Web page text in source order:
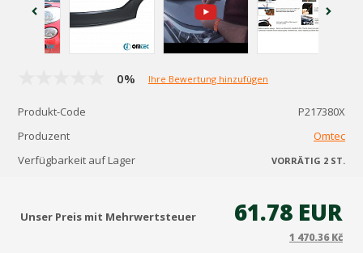
0% Ihre Bewertung hinzufügen
Produkt-Code
P217380X
Produzent
Omtec
Verfügbarkeit auf Lager
VORRÄTIG 2 ST.
Unser Preis mit Mehrwertsteuer 61.78 EUR
1 470.36 Kč